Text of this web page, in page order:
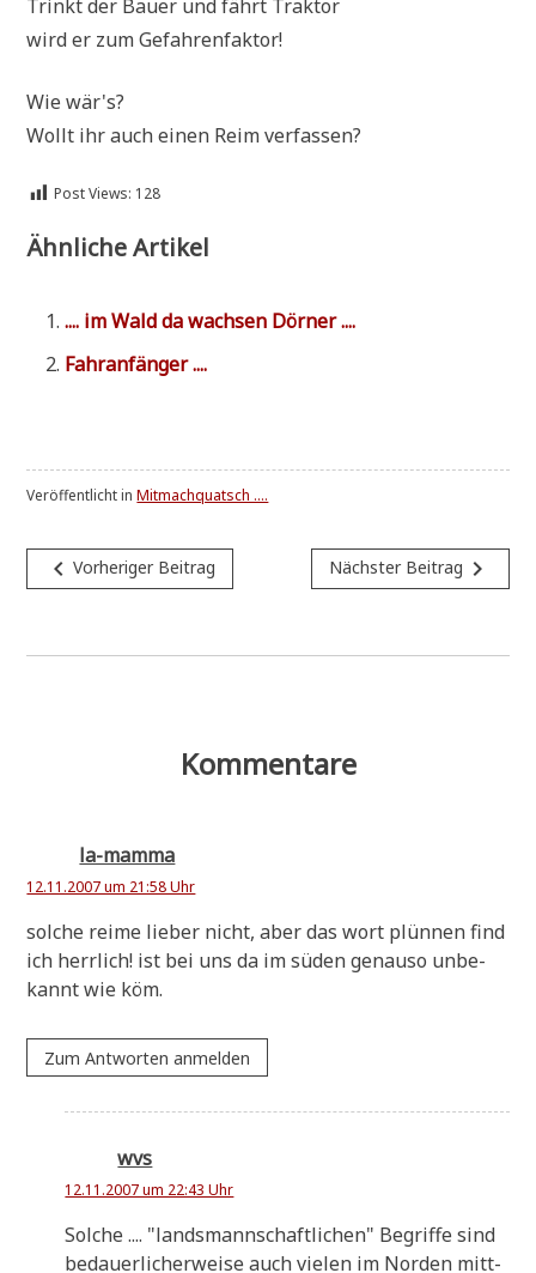
Trinkt der Bau­er und fährt Traktor
wird er zum Gefahrenfaktor!
Wie wär's?
Wollt ihr auch einen Reim verfassen?
Post Views: 128
Ähnliche Artikel
.... im Wald da wach­sen Dörner ....
Fahr­an­fän­ger ....
Veröffentlicht inMitmachquatsch ....
Beitragsnavigation
navigate_beforeVorheriger Beitrag Nächster Beitrag navigate_next
Kommentare
la-mamma
12.11.2007 um 21:58 Uhr
sol­che rei­me lie­ber nicht, aber das wort plün­nen find
ich herr­lich! ist bei uns da im süden genau­so unbe­
kannt wie köm.
Zum Antworten anmelden
wvs
12.11.2007 um 22:43 Uhr
Sol­che .... "lands­mann­schaft­li­chen" Begrif­fe sind
bedau­er­li­cher­wei­se auch vie­len im Nor­den mitt­